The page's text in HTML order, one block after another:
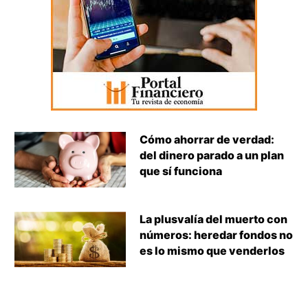
Cómo ahorrar de verdad:
del dinero parado a un plan
que sí funciona
La plusvalía del muerto con
números: heredar fondos no
es lo mismo que venderlos